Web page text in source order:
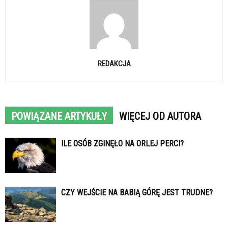
REDAKCJA
POWIĄZANE ARTYKUŁY WIĘCEJ OD AUTORA
ILE OSÓB ZGINĘŁO NA ORLEJ PERCI?
CZY WEJŚCIE NA BABIĄ GÓRĘ JEST TRUDNE?